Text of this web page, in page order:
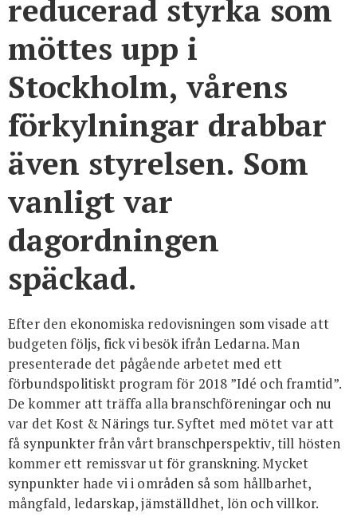
reducerad styrka som
möttes upp i
Stockholm, vårens
förkylningar drabbar
även styrelsen. Som
vanligt var
dagordningen
späckad.
Efter den ekonomiska redovisningen som visade att
budgeten följs, fick vi besök ifrån Ledarna. Man
presenterade det pågående arbetet med ett
förbundspolitiskt program för 2018 ”Idé och framtid”.
De kommer att träffa alla branschföreningar och nu
var det Kost & Närings tur. Syftet med mötet var att
få synpunkter från vårt branschperspektiv, till hösten
kommer ett remissvar ut för granskning. Mycket
synpunkter hade vi i områden så som hållbarhet,
mångfald, ledarskap, jämställdhet, lön och villkor.